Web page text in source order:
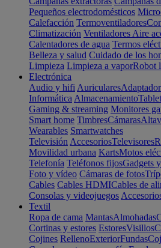
Pequeños electrodomésticos
Calefacción Termoventiladores
Climatización Ventiladores Aire
Calentadores de agua Termos
Belleza y salud Cuidado de los
Limpieza Limpieza a vaporRobot
Electrónica
Audio y hifi Auriculares
Informática Almacenamiento
Gaming & streaming Monitores
Smart home TimbresCámaras
Wearables Smartwatches
Televisión AccesoriosTelevisores
Movilidad urbana KartsMotos
Telefonía Teléfonos fijosGadgets
Foto y vídeo Cámaras de fotos
Cables Cables HDMICables de
Consolas y videojuegos
Textil
Ropa de cama MantasAlmohadas
Cortinas y estores EstoresVisillos
Cojines RellenoExteriorFundas